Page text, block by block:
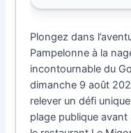
Plongez dans
Pampelonne à la
incontournable du
dimanche 9 août
relever un défi
plage publique